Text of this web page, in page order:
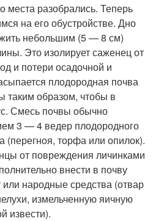
места разобрались. Теперь
на его обустройстве. Дно
небольшим (5 — 8 см)
Это изолирует саженец от
и потери осадочной и
плодородная почва
таким образом, чтобы в
Смесь почвы обычно
3 — 4 ведер плодородного
(перегноя, торфа или опилок).
от повреждения личинками
внести в почву
народные средства (отвар
измельченную яичную
извести).